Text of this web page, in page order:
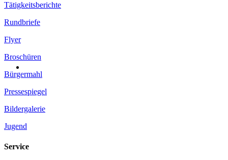
Tätigkeitsberichte
Rundbriefe
Flyer
Broschüren
Bürgermahl
Pressespiegel
Bildergalerie
Jugend
Service